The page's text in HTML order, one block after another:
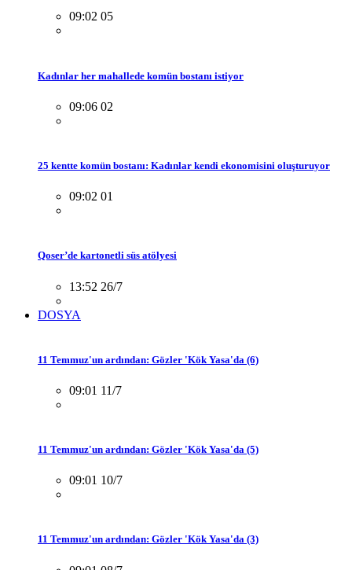
09:02 05
Kadınlar her mahallede komün bostanı istiyor
09:06 02
25 kentte komün bostanı: Kadınlar kendi ekonomisini oluşturuyor
09:02 01
Qoser’de kartonetli süs atölyesi
13:52 26/7
DOSYA
11 Temmuz'un ardından: Gözler 'Kök Yasa'da (6)
09:01 11/7
11 Temmuz'un ardından: Gözler 'Kök Yasa'da (5)
09:01 10/7
11 Temmuz'un ardından: Gözler 'Kök Yasa'da (3)